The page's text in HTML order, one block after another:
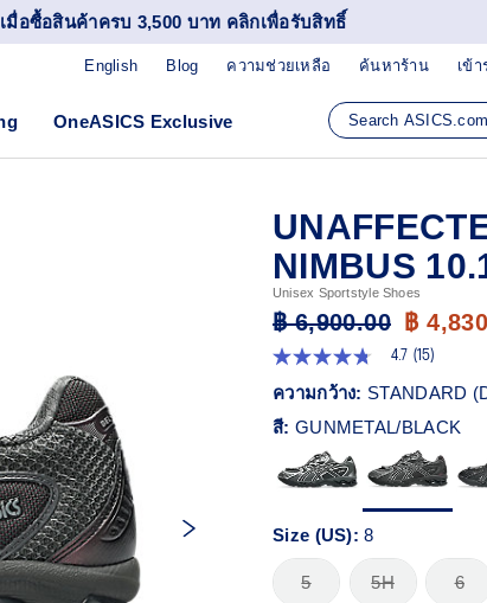
มื่อซื้อสินค้าครบ 3,500 บาท คลิกเพื่อรับสิทธิ์
Blog ความช่วยเหลือ ค้นหาร้าน เข้
English
OneASICS Exclusive
NIMBUS
Unisex Sportstyle Shoes
฿ 6,900.00 ฿
4.7
จาก
5
ดาว
ค่า
คะแนน
เฉลี่ย
Reviews.
ลิงก์
หน้า
เดียวกัน
4.7 (15)
ความกว้าง: STANDARD
สี: GUNMETAL/BLACK
Size (US):8
5 5H 6